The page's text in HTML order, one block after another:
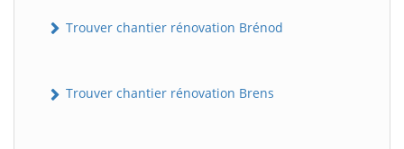
Trouver chantier rénovation Brénod
Trouver chantier rénovation Brens